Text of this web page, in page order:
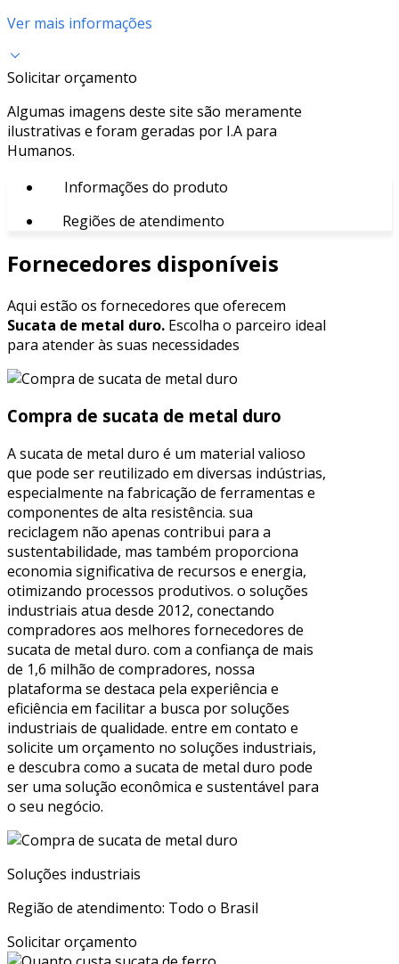
Ver mais informações
Solicitar orçamento
Algumas imagens deste site são meramente
ilustrativas e foram geradas por I.A para
Humanos.
Informações do produto
Regiões de atendimento
Fornecedores disponíveis
Aqui estão os fornecedores que oferecem
Sucata de metal duro. Escolha o parceiro ideal
para atender às suas necessidades
Compra de sucata de metal duro
A sucata de metal duro é um material valioso
que pode ser reutilizado em diversas indústrias,
especialmente na fabricação de ferramentas e
componentes de alta resistência. sua
reciclagem não apenas contribui para a
sustentabilidade, mas também proporciona
economia significativa de recursos e energia,
otimizando processos produtivos. o soluções
industriais atua desde 2012, conectando
compradores aos melhores fornecedores de
sucata de metal duro. com a confiança de mais
de 1,6 milhão de compradores, nossa
plataforma se destaca pela experiência e
eficiência em facilitar a busca por soluções
industriais de qualidade. entre em contato e
solicite um orçamento no soluções industriais,
e descubra como a sucata de metal duro pode
ser uma solução econômica e sustentável para
o seu negócio.
Soluções industriais
Região de atendimento: Todo o Brasil
Solicitar orçamento